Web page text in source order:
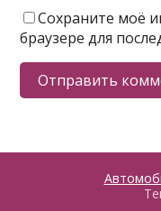
Сохраните моё
браузере для